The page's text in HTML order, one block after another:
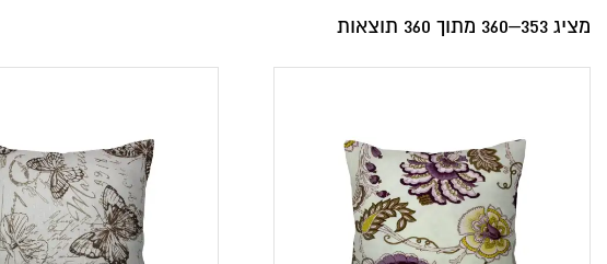
מציג 353–360 מתוך 360 תוצאות